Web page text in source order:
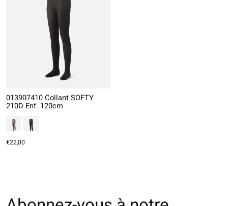
013907410 Collant SOFTY
210D Enf. 120cm
€22,00